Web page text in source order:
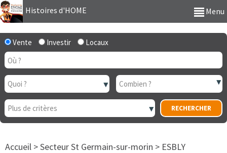
Histoires d'HOME Menu
Vente Investir Locaux
Accueil >Secteur St Germain-sur-morin > ESBLY